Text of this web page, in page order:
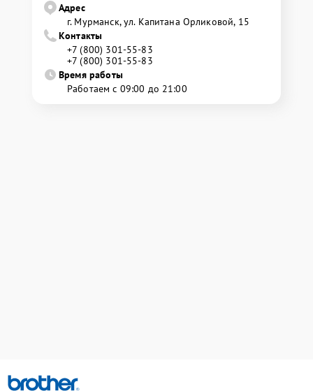
Адрес
г. Мурманск, ул. Капитана Орликовой, 15
Контакты
+7 (800) 301-55-83
+7 (800) 301-55-83
Время работы
Работаем с 09:00 до 21:00